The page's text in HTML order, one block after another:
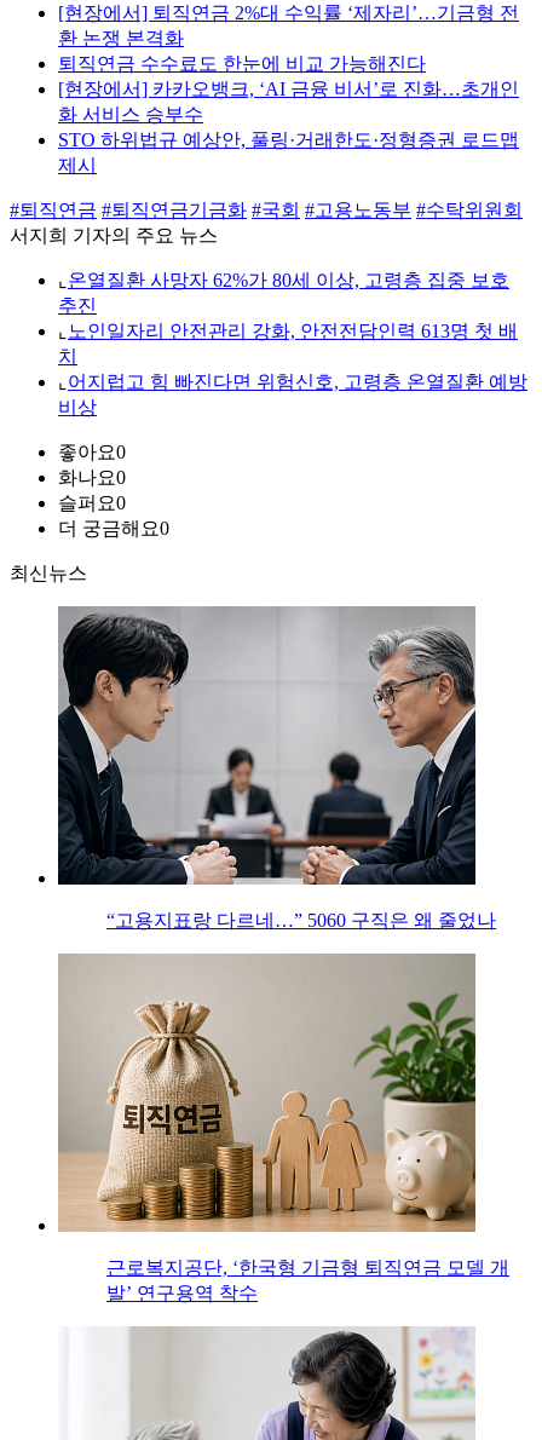
[현장에서] 퇴직연금 2%대 수익률 ‘제자리’…기금형 전
환 논쟁 본격화
퇴직연금 수수료도 한눈에 비교 가능해진다
[현장에서] 카카오뱅크, ‘AI 금융 비서’로 진화…초개인
화 서비스 승부수
STO 하위법규 예상안, 풀링·거래한도·정형증권 로드맵
제시
#퇴직연금 #퇴직연금기금화 #국회 #고용노동부 #수탁위원회
서지희 기자의 주요 뉴스
⌞ 온열질환 사망자 62%가 80세 이상, 고령층 집중 보호
추진
⌞ 노인일자리 안전관리 강화, 안전전담인력 613명 첫 배
치
⌞ 어지럽고 힘 빠진다면 위험신호, 고령층 온열질환 예방
비상
좋아요0
화나요0
슬퍼요0
더 궁금해요0
최신뉴스
“고용지표랑 다르네…” 5060 구직은 왜 줄었나
근로복지공단, ‘한국형 기금형 퇴직연금 모델 개
발’ 연구용역 착수